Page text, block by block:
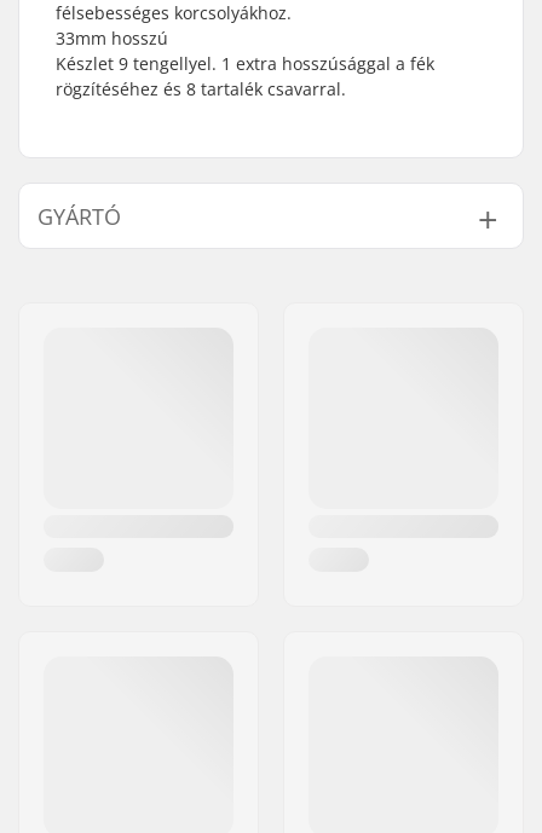
félsebességes korcsolyákhoz.
33mm hosszú
Készlet 9 tengellyel. 1 extra hosszúsággal a fék
rögzítéséhez és 8 tartalék csavarral.
GYÁRTÓ